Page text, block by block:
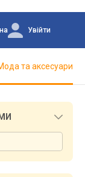
Увійти
та аксесуари